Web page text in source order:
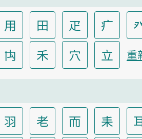
用 田 疋 疒
禸 禾 穴 立 重
羽 老 而 耒